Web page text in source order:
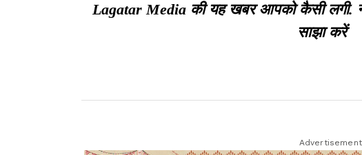
Lagatar Media की यह खबर आपको कैसी लगी.
साझा करें
Advertisement